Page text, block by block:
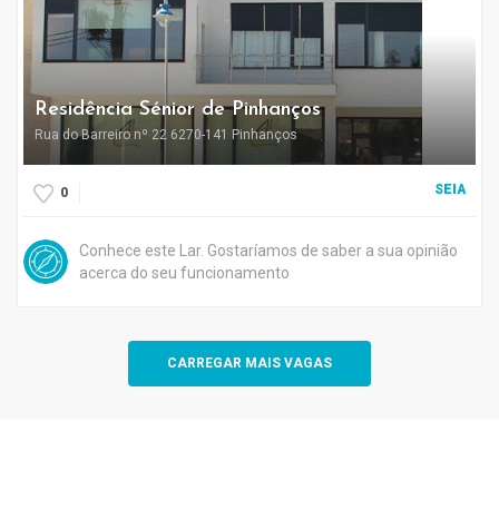
Residência Sénior de Pinhanços
Rua do Barreiro nº 22 6270-141 Pinhanços
0 SEIA
Conhece este Lar. Gostaríamos de saber a sua opinião
acerca do seu funcionamento
CARREGAR MAIS VAGAS